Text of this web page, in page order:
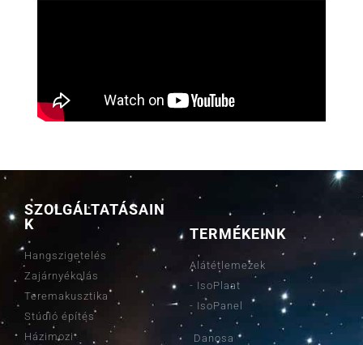
SZOLGÁLTATÁSAIN
K
Hangszigetelés
Zajárnyékolás
Teremakusztika
Stúdió építés
Házimozi
TERMÉKEINK
Alátétlemezek
- IsoPlaat
- IsoPanel
Danosa